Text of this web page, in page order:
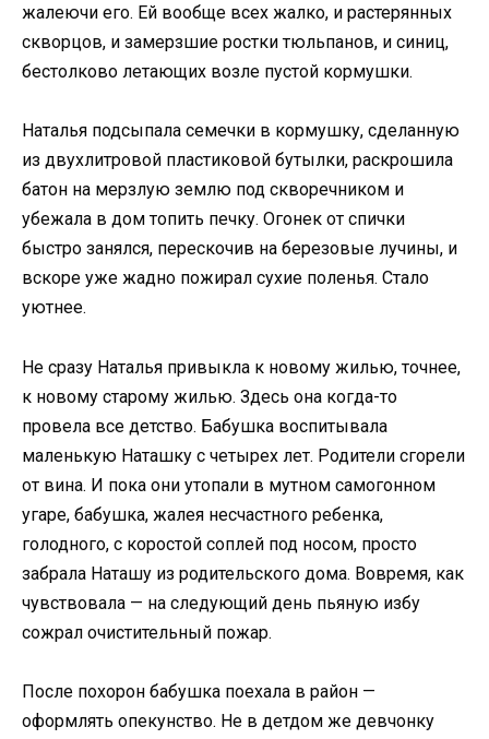
жалеючи его. Ей вообще всех жалко, и растерянных
скворцов, и замерзшие ростки тюльпанов, и синиц,
бестолково летающих возле пустой кормушки.
Наталья подсыпала семечки в кормушку, сделанную
из двухлитровой пластиковой бутылки, раскрошила
батон на мерзлую землю под скворечником и
убежала в дом топить печку. Огонек от спички
быстро занялся, перескочив на березовые лучины, и
вскоре уже жадно пожирал сухие поленья. Стало
уютнее.
Не сразу Наталья привыкла к новому жилью, точнее,
к новому старому жилью. Здесь она когда-то
провела все детство. Бабушка воспитывала
маленькую Наташку с четырех лет. Родители сгорели
от вина. И пока они утопали в мутном самогонном
угаре, бабушка, жалея несчастного ребенка,
голодного, с коростой соплей под носом, просто
забрала Наташу из родительского дома. Вовремя, как
чувствовала — на следующий день пьяную избу
сожрал очистительный пожар.
После похорон бабушка поехала в район —
оформлять опекунство. Не в детдом же девчонку